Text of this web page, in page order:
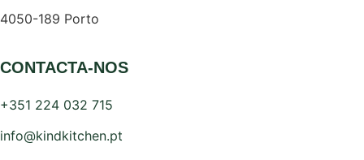
4050-189 Porto
CONTACTA-NOS
+351 224 032 715
info@kindkitchen.pt